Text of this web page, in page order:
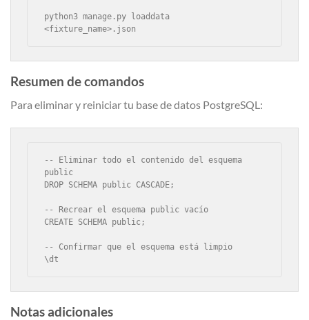
python3 manage.py loaddata
<fixture_name>.json
Resumen de comandos
Para eliminar y reiniciar tu base de datos PostgreSQL:
-- Eliminar todo el contenido del esquema
public
DROP SCHEMA public CASCADE;
-- Recrear el esquema public vacío
CREATE SCHEMA public;
-- Confirmar que el esquema está limpio
\dt
Notas adicionales